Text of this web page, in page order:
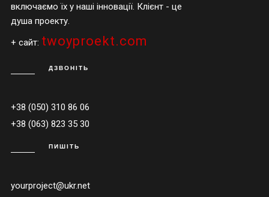
включаємо їх у наші інновації. Клієнт - це
душа проекту.
+ сайт: twoyproekt.com
ДЗВОНІТЬ
+38 (050) 310 86 06
+38 (063) 823 35 30
ПИШІТЬ
yourproject@ukr.net